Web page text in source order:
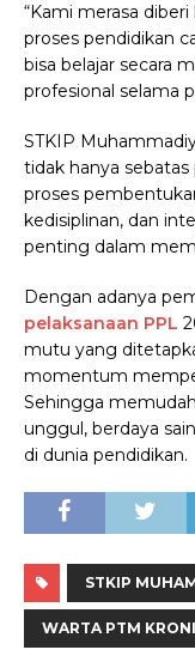
“Kami merasa
proses pendidikan
bisa belajar secara
profesional selama
STKIP
tidak hanya
proses
kedisiplinan, dan
penting dalam
Dengan adanya
pelaksanaan PPL
mutu yang
momentum
Sehingga
unggul, berdaya
di dunia pendidikan.
STKIP
WARTA PTM